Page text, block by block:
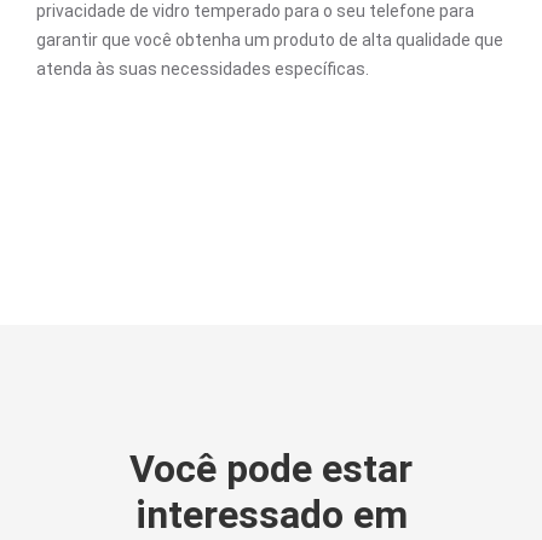
privacidade de vidro temperado para o seu telefone para
garantir que você obtenha um produto de alta qualidade que
atenda às suas necessidades específicas.
Você pode estar
interessado em